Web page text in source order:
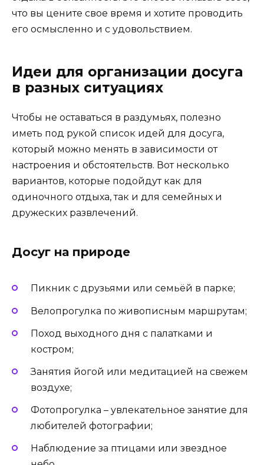
что вы цените свое время и хотите проводить
его осмысленно и с удовольствием.
Идеи для организации досуга
в разных ситуациях
Чтобы не оставаться в раздумьях, полезно
иметь под рукой список идей для досуга,
который можно менять в зависимости от
настроения и обстоятельств. Вот несколько
вариантов, которые подойдут как для
одиночного отдыха, так и для семейных и
дружеских развлечений.
Досуг на природе
Пикник с друзьями или семьёй в парке;
Велопрогулка по живописным маршрутам;
Поход выходного дня с палатками и
костром;
Занятия йогой или медитацией на свежем
воздухе;
Фотопрогулка – увлекательное занятие для
любителей фотографии;
Наблюдение за птицами или звездное